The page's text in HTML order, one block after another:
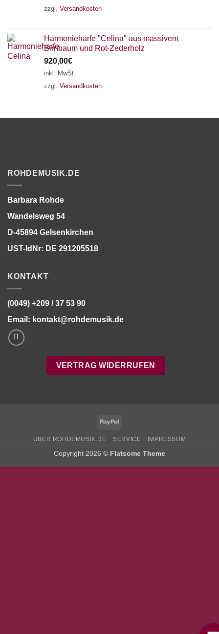
zzgl. Versandkosten
Harmonieharfe "Celina" aus massivem
Birnbaum und Rot-Zederholz
920,00€
inkl. MwSt.
zzgl. Versandkosten
ROHDEMUSIK.DE
Barbara Rohde
Wandelsweg 54
D-45894 Gelsenkirchen
UST-IdNr: DE 291205518
KONTAKT
(0049) +209 / 37 53 90
Email: kontakt@rohdemusik.de
VERTRAG WIDERRUFEN
PayPal
ÜBER ROHDEMUSIK.DE SERVICE IMPRESSUM
Copyright 2026 © Flatsome Theme